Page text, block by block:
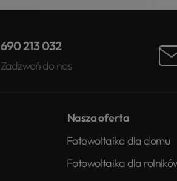
690 213 032
Zadzwoń do nas
Nasza oferta
Fotowoltaika dla domu
Fotowoltaika dla